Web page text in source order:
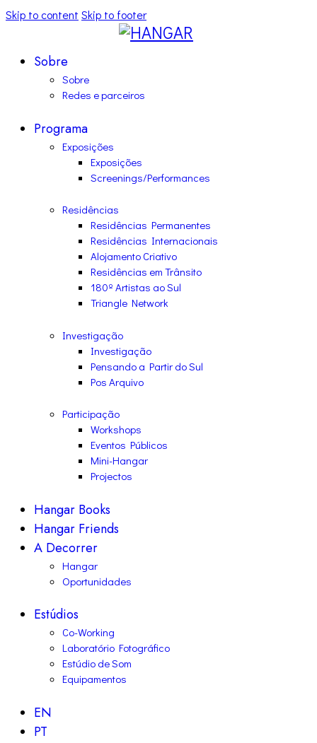
Skip to content Skip to footer
Sobre
Sobre
Redes e parceiros
Programa
Exposições
Exposições
Screenings/Performances
Residências
Residências Permanentes
Residências Internacionais
Alojamento Criativo
Residências em Trânsito
180º Artistas ao Sul
Triangle Network
Investigação
Investigação
Pensando a Partir do Sul
Pos Arquivo
Participação
Workshops
Eventos Públicos
Mini-Hangar
Projectos
Hangar Books
Hangar Friends
A Decorrer
Hangar
Oportunidades
Estúdios
Co-Working
Laboratório Fotográfico
Estúdio de Som
Equipamentos
EN
PT